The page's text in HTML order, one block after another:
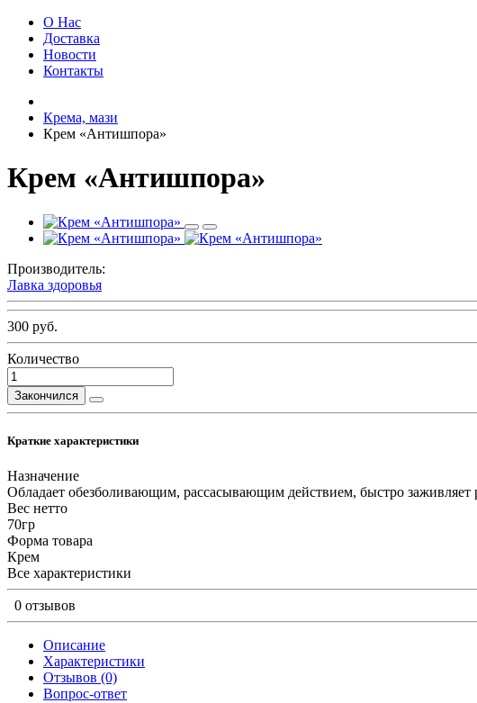
О Нас
Доставка
Новости
Контакты
Крема, мази
Крем «Антишпора»
Крем «Антишпора»
Производитель:
Лавка здоровья
300 руб.
Количество
Закончился
Краткие характеристики
Назначение
Обладает обезболивающим, рассасывающим действием, быстро заживляет
Вес нетто
70гр
Форма товара
Крем
Все характеристики
0 отзывов
Описание
Характеристики
Отзывов (0)
Вопрос-ответ